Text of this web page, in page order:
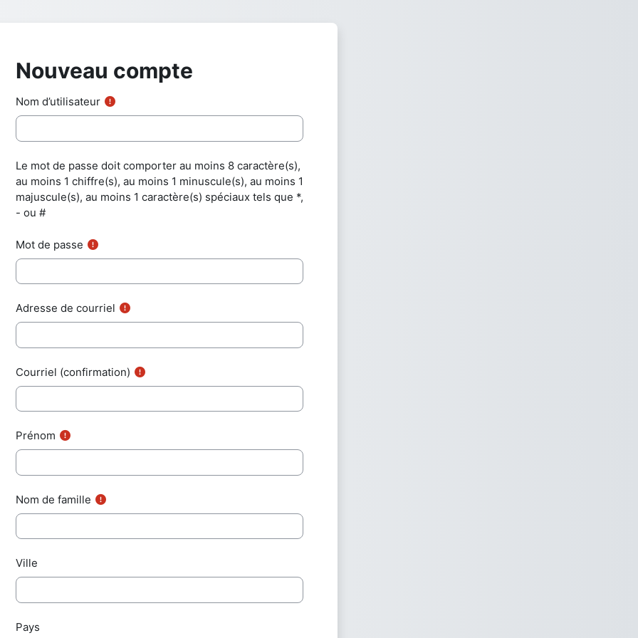
Nouveau compte
Nom d’utilisateur
Le mot de passe doit comporter au moins 8 caractère(s),
au moins 1 chiffre(s), au moins 1 minuscule(s), au moins 1
majuscule(s), au moins 1 caractère(s) spéciaux tels que *,
- ou #
Mot de passe
Adresse de courriel
Courriel (confirmation)
Prénom
Nom de famille
Ville
Pays